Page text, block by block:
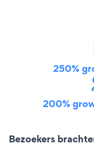
250%
200%
Bezoekers